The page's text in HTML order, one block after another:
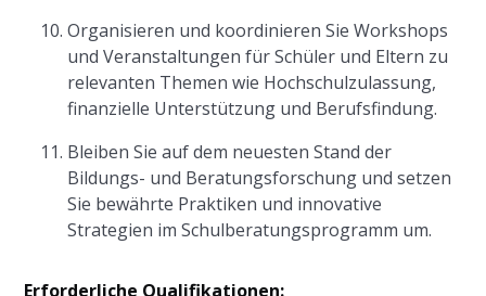
Organisieren und koordinieren Sie Workshops
und Veranstaltungen für Schüler und Eltern zu
relevanten Themen wie Hochschulzulassung,
finanzielle Unterstützung und Berufsfindung.
Bleiben Sie auf dem neuesten Stand der
Bildungs- und Beratungsforschung und setzen
Sie bewährte Praktiken und innovative
Strategien im Schulberatungsprogramm um.
Erforderliche Qualifikationen: